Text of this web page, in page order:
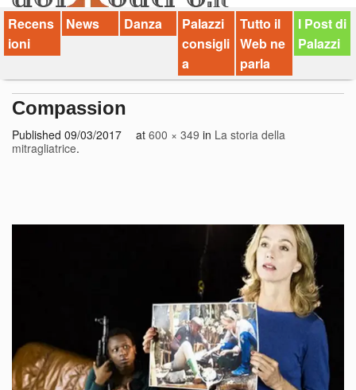
dT in English
Recens
ioni
News Danza
Palazzi
consigli
a
Tutto il
Web ne
parla
I Post di
Palazzi
Compassion
Published 09/03/2017 at 600 × 349 in La storia della
mitragliatrice.